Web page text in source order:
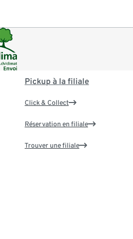
Pickup à la filiale
Click & Collect
Réservation en filiale
Trouver une filiale